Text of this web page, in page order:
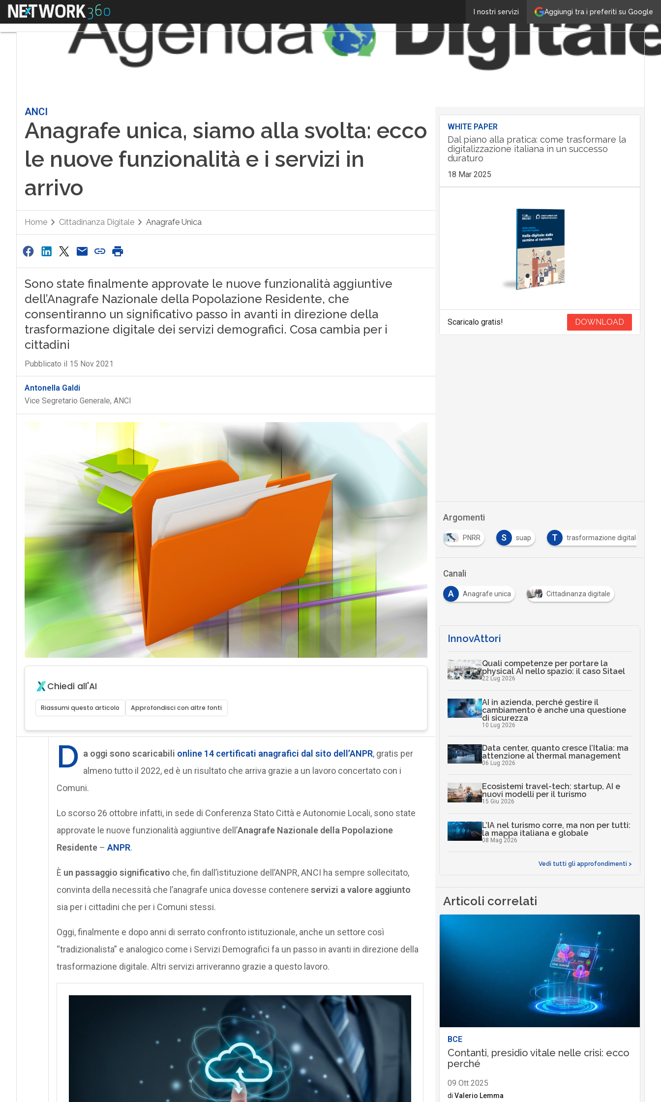
Aggiungi tra i preferiti su Google
I nostri servizi
Menu
ANCI
Anagrafe unica, siamo alla svolta: ecco
le nuove funzionalità e i servizi in
arrivo
Home Cittadinanza Digitale Anagrafe Unica
Sono state finalmente approvate le nuove funzionalità aggiuntive
dell’Anagrafe Nazionale della Popolazione Residente, che
consentiranno un significativo passo in avanti in direzione della
trasformazione digitale dei servizi demografici. Cosa cambia per i
cittadini
Pubblicato il 15 Nov 2021
Antonella Galdi
Vice Segretario Generale, ANCI
Chiedi all'AI
Riassumi questo articolo Approfondisci con altre fonti
D a oggi sono scaricabili online 14 certificati anagrafici dal sito dell’ANPR, gratis per
almeno tutto il 2022, ed è un risultato che arriva grazie a un lavoro concertato con i
Comuni.
Lo scorso 26 ottobre infatti, in sede di Conferenza Stato Città e Autonomie Locali, sono state
approvate le nuove funzionalità aggiuntive dell’Anagrafe Nazionale della Popolazione
Residente– ANPR.
È un passaggio significativo che, fin dall’istituzione dell’ANPR, ANCI ha sempre sollecitato,
convinta della necessità che l’anagrafe unica dovesse contenere servizi a valore aggiunto
sia per i cittadini che per i Comuni stessi.
Oggi, finalmente e dopo anni di serrato confronto istituzionale, anche un settore così
“tradizionalista” e analogico come i Servizi Demografici fa un passo in avanti in direzione della
trasformazione digitale. Altri servizi arriveranno grazie a questo lavoro.
WHITE PAPER
Dal piano alla pratica: come trasformare la
digitalizzazione italiana in un successo
duraturo
18 Mar 2025
Scaricalo gratis! DOWNLOAD
Argomenti
PNRR S suap T trasformazione digitale
Canali
A Anagrafe unica Cittadinanza digitale
InnovAttori
Quali competenze per portare la
physical AI nello spazio: il caso Sitael
22 Lug 2026
AI in azienda, perché gestire il
cambiamento è anche una questione
di sicurezza
10 Lug 2026
Data center, quanto cresce l’Italia: ma
attenzione al thermal management
06 Lug 2026
Ecosistemi travel-tech: startup, AI e
nuovi modelli per il turismo
15 Giu 2026
L’IA nel turismo corre, ma non per tutti:
la mappa italiana e globale
08 Mag 2026
Vedi tutti gli approfondimenti >
Articoli correlati
BCE
Contanti, presidio vitale nelle crisi: ecco
perché
09 Ott 2025
di Valerio Lemma